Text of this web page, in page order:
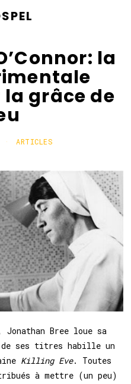
la
grâce de
ARTICLES
Jonathan Bree loue sa
de ses titres habille un
Killing Eve. Toutes
à mettre (un peu)